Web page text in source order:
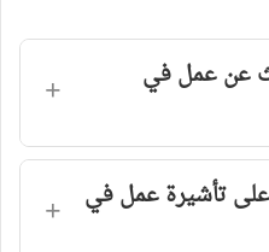
عن عمل في
تأشيرة عمل في